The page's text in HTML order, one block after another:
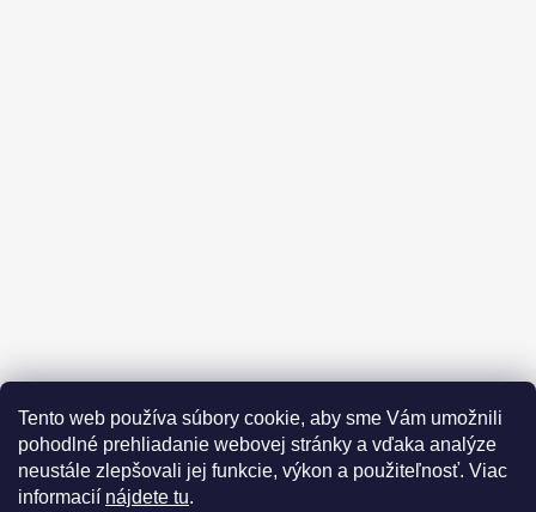
Tento web používa súbory cookie, aby sme Vám umožnili
pohodlné prehliadanie webovej stránky a vďaka analýze
neustále zlepšovali jej funkcie, výkon a použiteľnosť. Viac
informacií nájdete tu.
Instagram